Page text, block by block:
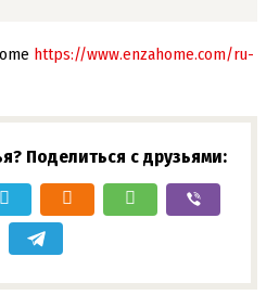
https://www.enzahome.com/ru-
Поделиться с друзьями: